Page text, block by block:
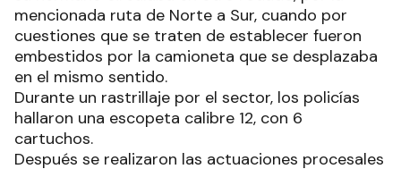
mencionada ruta de Norte a Sur, cuando por
cuestiones que se traten de establecer fueron
embestidos por la camioneta que se desplazaba
en el mismo sentido.
Durante un rastrillaje por el sector, los policías
hallaron una escopeta calibre 12, con 6
cartuchos.
Después se realizaron las actuaciones procesales